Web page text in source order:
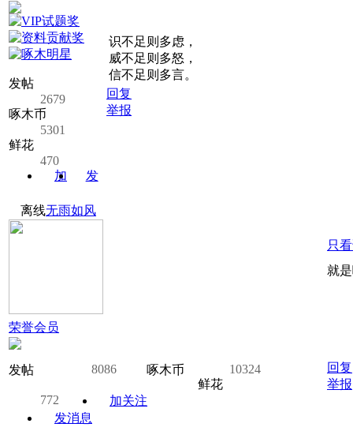
发帖
2679
啄木币
5301
鲜花
470
加
发
识不足则多虑，
威不足则多怒，
信不足则多言。
回复
举报
离线无雨如风
荣誉会员
发帖 8086 啄木币
10324
鲜花
772
加关注
发消息
只
就
回复
举报